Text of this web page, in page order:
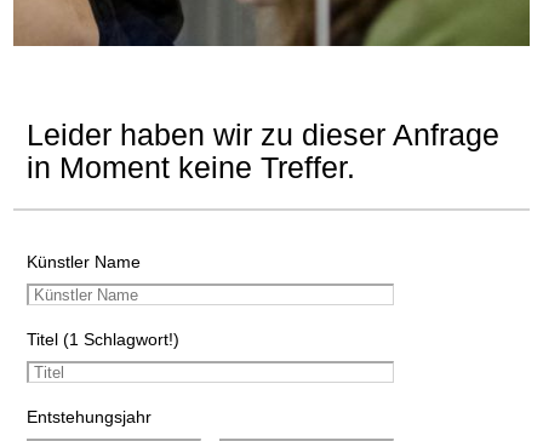
Leider haben wir zu dieser Anfrage
in Moment keine Treffer.
Künstler Name
Titel (1 Schlagwort!)
Entstehungsjahr